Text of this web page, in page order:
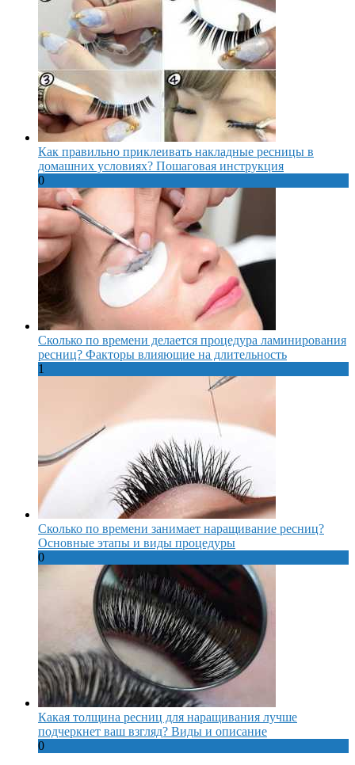
Как правильно приклеивать накладные ресницы в
домашних условиях? Пошаговая инструкция
0
Сколько по времени делается процедура ламинирования
ресниц? Факторы влияющие на длительность
1
Сколько по времени занимает наращивание ресниц?
Основные этапы и виды процедуры
0
Какая толщина ресниц для наращивания лучше
подчеркнет ваш взгляд? Виды и описание
0